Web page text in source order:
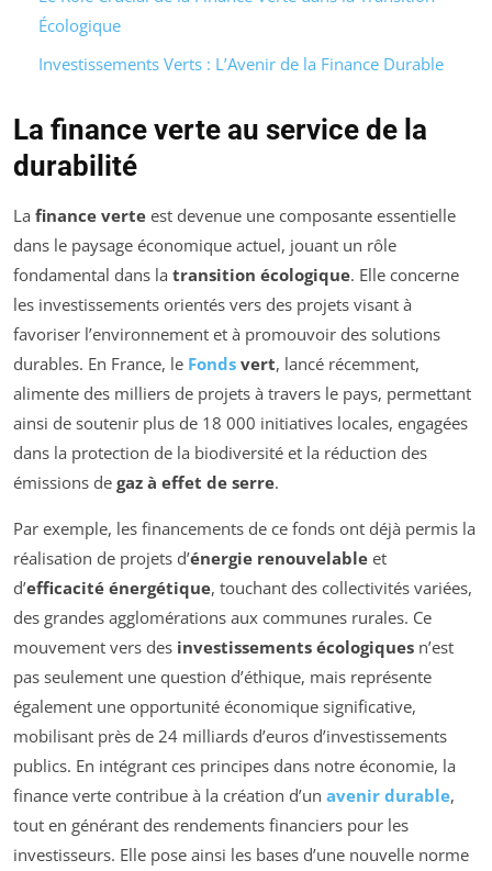
Écologique
Investissements Verts : L’Avenir de la Finance Durable
La finance verte au service de la
durabilité
La finance verte est devenue une composante essentielle
dans le paysage économique actuel, jouant un rôle
fondamental dans la transition écologique. Elle concerne
les investissements orientés vers des projets visant à
favoriser l’environnement et à promouvoir des solutions
durables. En France, le Fonds vert, lancé récemment,
alimente des milliers de projets à travers le pays, permettant
ainsi de soutenir plus de 18 000 initiatives locales, engagées
dans la protection de la biodiversité et la réduction des
émissions de gaz à effet de serre.
Par exemple, les financements de ce fonds ont déjà permis la
réalisation de projets d’énergie renouvelable et
d’efficacité énergétique, touchant des collectivités variées,
des grandes agglomérations aux communes rurales. Ce
mouvement vers des investissements écologiques n’est
pas seulement une question d’éthique, mais représente
également une opportunité économique significative,
mobilisant près de 24 milliards d’euros d’investissements
publics. En intégrant ces principes dans notre économie, la
finance verte contribue à la création d’un avenir durable,
tout en générant des rendements financiers pour les
investisseurs. Elle pose ainsi les bases d’une nouvelle norme